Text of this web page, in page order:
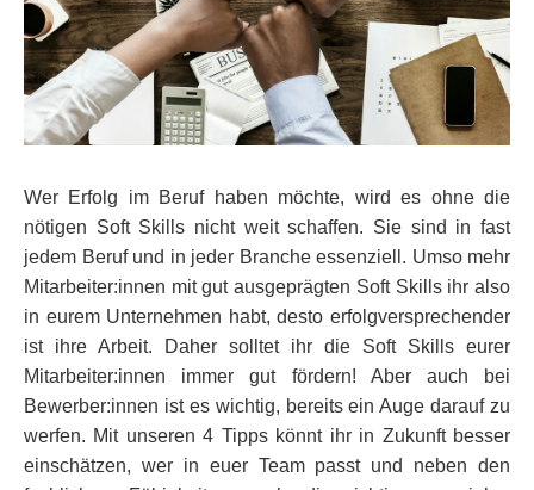
Wer Erfolg im Beruf haben möchte, wird es ohne die
nötigen Soft Skills nicht weit schaffen. Sie sind in fast
jedem Beruf und in jeder Branche essenziell. Umso mehr
Mitarbeiter:innen mit gut ausgeprägten Soft Skills ihr also
in eurem Unternehmen habt, desto erfolgversprechender
ist ihre Arbeit. Daher solltet ihr die Soft Skills eurer
Mitarbeiter:innen immer gut fördern! Aber auch bei
Bewerber:innen ist es wichtig, bereits ein Auge darauf zu
werfen. Mit unseren 4 Tipps könnt ihr in Zukunft besser
einschätzen, wer in euer Team passt und neben den